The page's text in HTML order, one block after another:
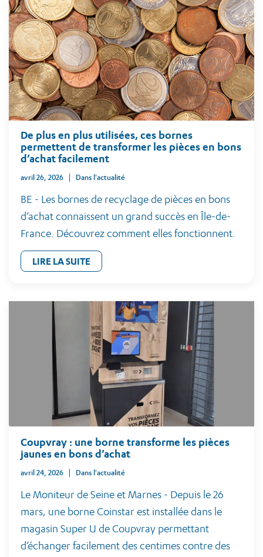
De plus en plus utilisées, ces bornes
permettent de transformer les pièces en bons
d’achat facilement
avril 26, 2026 Dans l'actualité
BE - Les bornes de recyclage de pièces en bons
d’achat connaissent un grand succès en Île-de-
France. Découvrez comment elles fonctionnent.
LIRE LA SUITE
Coupvray : une borne transforme les pièces
jaunes en bons d’achat
avril 24, 2026 Dans l'actualité
Le Moniteur de Seine et Marnes - Depuis le 26
mars, une borne Coinstar est installée dans le
magasin Super U de Coupvray permettant
d’échanger facilement des centimes contre des